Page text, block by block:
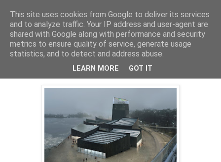
Arkitektur & Miljøteknologi
04 desember 2016
Helsinki sier nei til Guggenheim
This site uses cookies from Google to deliver its services
and to analyze traffic. Your IP address and user-agent are
shared with Google along with performance and security
metrics to ensure quality of service, generate usage
statistics, and to detect and address abuse.
LEARN MORE GOT IT